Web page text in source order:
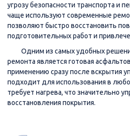
угрозу безопасности транспорта и
чаще используют современные
позволяют быстро восстановить
подготовительных работ и
Одним из самых удобных
ремонта является готовая
применению сразу после вскрытия
подходит для использования в
требует нагрева, что значительно
восстановления покрытия.